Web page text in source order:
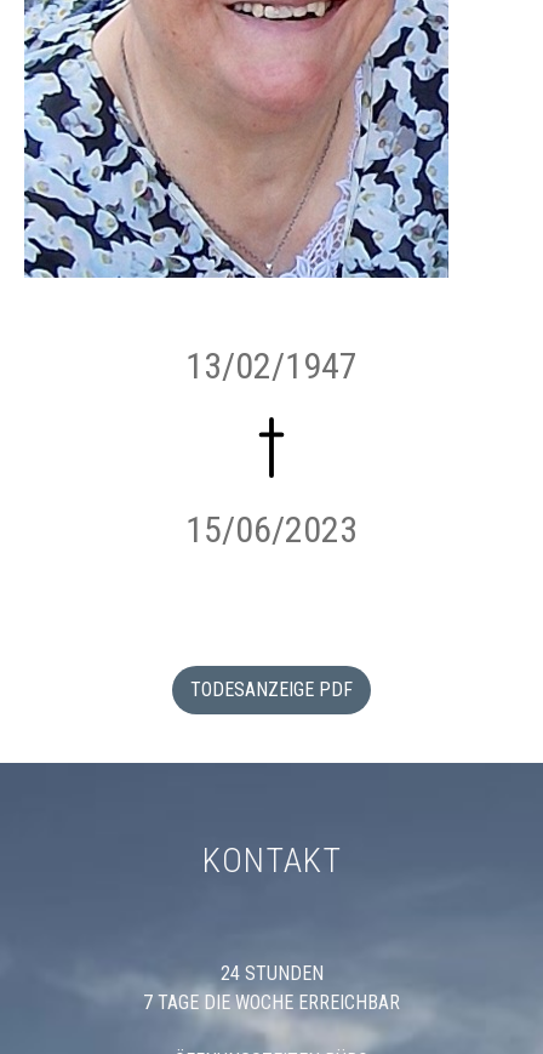
13/02/1947
15/06/2023
TODESANZEIGE PDF
KONTAKT
24 STUNDEN
7 TAGE DIE WOCHE ERREICHBAR